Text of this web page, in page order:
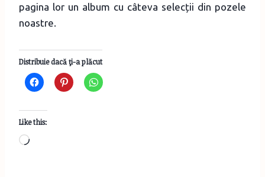
pagina lor un album cu câteva selecții din pozele
noastre.
Distribuie dacă ţi-a plăcut
Like this:
L